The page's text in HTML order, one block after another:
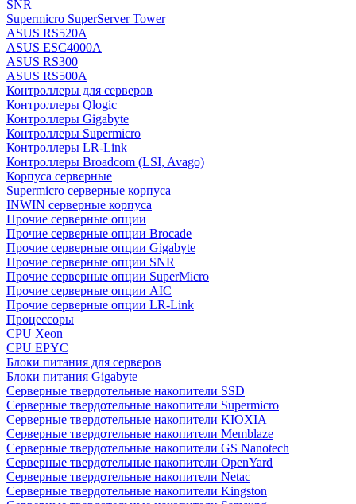
SNR
Supermicro SuperServer Tower
ASUS RS520A
ASUS ESC4000A
ASUS RS300
ASUS RS500A
Контроллеры для серверов
Контроллеры Qlogic
Контроллеры Gigabyte
Контроллеры Supermicro
Контроллеры LR-Link
Контроллеры Broadcom (LSI, Avago)
Корпуса серверные
Supermicro серверные корпуса
INWIN серверные корпуса
Прочие серверные опции
Прочие серверные опции Brocade
Прочие серверные опции Gigabyte
Прочие серверные опции SNR
Прочие серверные опции SuperMicro
Прочие серверные опции AIC
Прочие серверные опции LR-Link
Процессоры
CPU Xeon
CPU EPYC
Блоки питания для серверов
Блоки питания Gigabyte
Серверные твердотельные накопители SSD
Cерверные твердотельные накопители Supermicro
Cерверные твердотельные накопители KIOXIA
Cерверные твердотельные накопители Memblaze
Cерверные твердотельные накопители GS Nanotech
Серверные твердотельные накопители OpenYard
Серверные твердотельные накопители Netac
Cерверные твердотельные накопители Kingston